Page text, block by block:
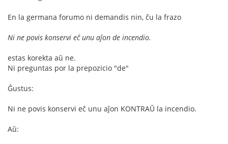
En la germana forumo ni demandis nin, ĉu la frazo
Ni ne povis konservi eĉ unu aĵon de incendio.
estas korekta aŭ ne.
Ni preguntas por la prepozicio "de"
Ĝustus:
Ni ne povis konservi eĉ unu aĵon KONTRAŬ la incendio.
Aŭ: